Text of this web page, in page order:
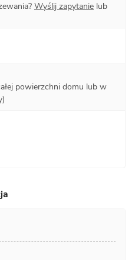
Wyślij zapytanie lub
powierzchni domu lub w